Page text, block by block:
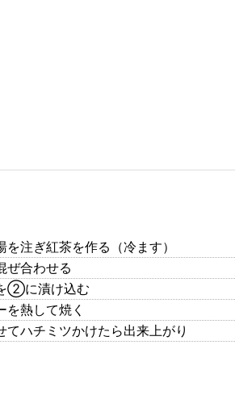
注ぎ紅茶を作る（冷ます）
合わせる
②に漬け込む
熱して焼く
ハチミツかけたら出来上がり